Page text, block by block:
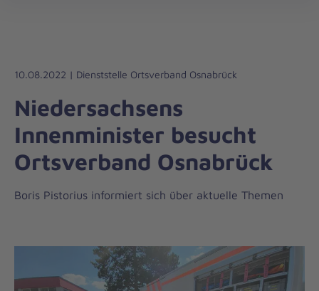
10.08.2022 | Dienststelle Ortsverband Osnabrück
Niedersachsens
Innenminister besucht
Ortsverband Osnabrück
Boris Pistorius informiert sich über aktuelle Themen